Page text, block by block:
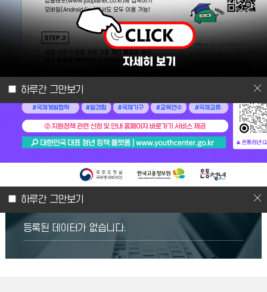
취업공지(프로그램)
[외부프로그램]
[외부프로그램] [평택대학교]졸업생 특화 프로그램-온라인 현직자 멘토링 2026.08.07
[외부프로그램] [국민연금공단]2026년 AI 활용 기초 연금 홍보 콘텐츠 공모전 홍보 2026.08.07
[추천채용] 2026.08.06
추천채용
프로그램 일정
등록된 데이터가 없습니다.
하루간 그만보기
하루간 그만보기